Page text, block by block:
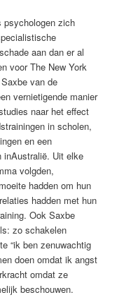
psychologen zich
aan dan er al
voor The New York
van de
vernietigende manier
naar het effect
in scholen,
en een
inAustralië. Uit elke
volgden,
hadden om hun
hadden met hun
Ook Saxbe
zo schakelen
“ik ben zenuwachtig
doen omdat ik angst
omdat ze
beschouwen.